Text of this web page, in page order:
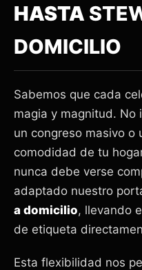
HASTA
DOMICILIO
Sabemos que cada
magia y magnitud. No
un congreso masivo o
comodidad de tu
nunca debe verse
adaptado nuestro
a domicilio, llevando
de etiqueta
Esta flexibilidad nos